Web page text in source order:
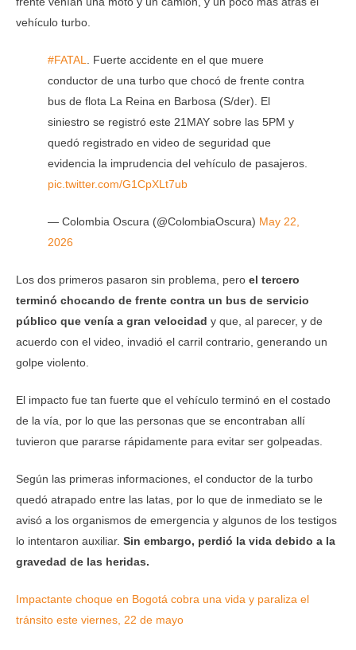
vehículo turbo.
#FATAL
. Fuerte accidente en el que muere
conductor de una turbo que chocó de frente contra
bus de flota La Reina en Barbosa (S/der). El
siniestro se registró este 21MAY sobre las 5PM y
quedó registrado en video de seguridad que
evidencia la imprudencia del vehículo de pasajeros.
pic.twitter.com/G1CpXLt7ub
— Colombia Oscura (@ColombiaOscura) May 22,
2026
Los dos primeros pasaron sin problema, pero el tercero
terminó chocando de frente contra un bus de servicio
público que venía a gran velocidad y que, al parecer, y de
acuerdo con el video, invadió el carril contrario, generando un
golpe violento.
El impacto fue tan fuerte que el vehículo terminó en el costado
de la vía, por lo que las personas que se encontraban allí
tuvieron que pararse rápidamente para evitar ser golpeadas.
Según las primeras informaciones, el conductor de la turbo
quedó atrapado entre las latas, por lo que de inmediato se le
avisó a los organismos de emergencia y algunos de los testigos
lo intentaron auxiliar. Sin embargo, perdió la vida debido a la
gravedad de las heridas.
Impactante choque en Bogotá cobra una vida y paraliza el
tránsito este viernes, 22 de mayo